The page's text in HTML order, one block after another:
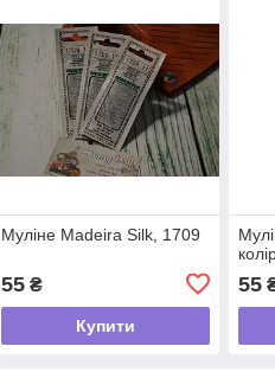
Муліне Madeira Silk, 1709
55₴
Купити
55